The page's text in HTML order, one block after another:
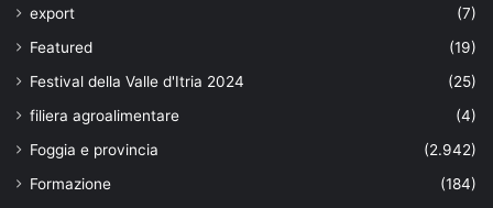
export
(7)
Featured
(19)
Festival della Valle d'Itria 2024
(25)
filiera agroalimentare
(4)
Foggia e provincia
(2.942)
Formazione
(184)